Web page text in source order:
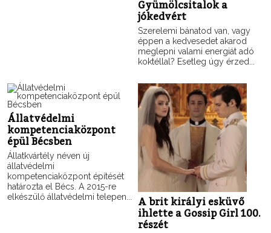
Gyümölcsitalok a
jókedvért
Szerelemi bánatod van, vagy
éppen a kedvesedet akarod
meglepni valami energiát adó
koktéllal? Esetleg úgy érzed...
Állatvédelmi
kompetenciaközpont
épül Bécsben
Állatkvártély néven új
állatvédelmi
kompetenciaközpont építését
határozta el Bécs. A 2015-re
elkészülő állatvédelmi telepen...
A brit királyi esküvő
ihlette a Gossip Girl 100.
részét